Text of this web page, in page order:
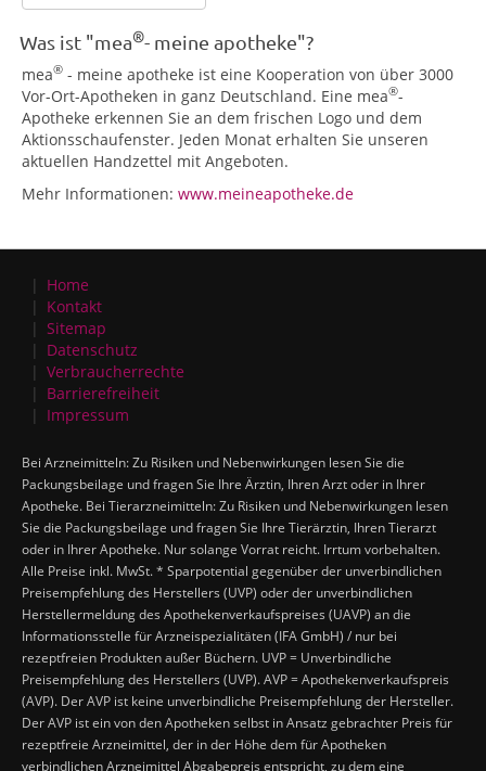
Was ist "mea®- meine apotheke"?
mea® - meine apotheke ist eine Kooperation von über 3000
Vor-Ort-Apotheken in ganz Deutschland. Eine mea®-
Apotheke erkennen Sie an dem frischen Logo und dem
Aktionsschaufenster. Jeden Monat erhalten Sie unseren
aktuellen Handzettel mit Angeboten.
Mehr Informationen: www.meineapotheke.de
Home
Kontakt
Sitemap
Datenschutz
Verbraucherrechte
Barrierefreiheit
Impressum
Bei Arzneimitteln: Zu Risiken und Nebenwirkungen lesen Sie die
Packungsbeilage und fragen Sie Ihre Ärztin, Ihren Arzt oder in Ihrer
Apotheke. Bei Tierarzneimitteln: Zu Risiken und Nebenwirkungen lesen
Sie die Packungsbeilage und fragen Sie Ihre Tierärztin, Ihren Tierarzt
oder in Ihrer Apotheke. Nur solange Vorrat reicht. Irrtum vorbehalten.
Alle Preise inkl. MwSt. * Sparpotential gegenüber der unverbindlichen
Preisempfehlung des Herstellers (UVP) oder der unverbindlichen
Herstellermeldung des Apothekenverkaufspreises (UAVP) an die
Informationsstelle für Arzneispezialitäten (IFA GmbH) / nur bei
rezeptfreien Produkten außer Büchern. UVP = Unverbindliche
Preisempfehlung des Herstellers (UVP). AVP = Apothekenverkaufspreis
(AVP). Der AVP ist keine unverbindliche Preisempfehlung der Hersteller.
Der AVP ist ein von den Apotheken selbst in Ansatz gebrachter Preis für
rezeptfreie Arzneimittel, der in der Höhe dem für Apotheken
verbindlichen Arzneimittel Abgabepreis entspricht, zu dem eine